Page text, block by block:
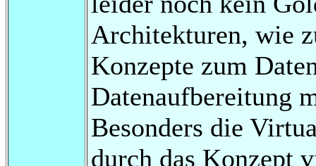
Architekturen, wie
Konzepte zum
Datenaufbereitung
Besonders die
durch das Konzept